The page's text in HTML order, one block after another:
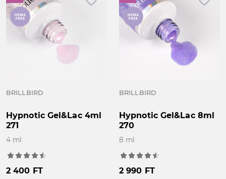
BRILLBIRD
Hypnotic Gel&Lac 4ml
271
4 ml
2 400 FT
BRILLBIRD
Hypnotic Gel&Lac 8ml
270
8 ml
2 990 FT